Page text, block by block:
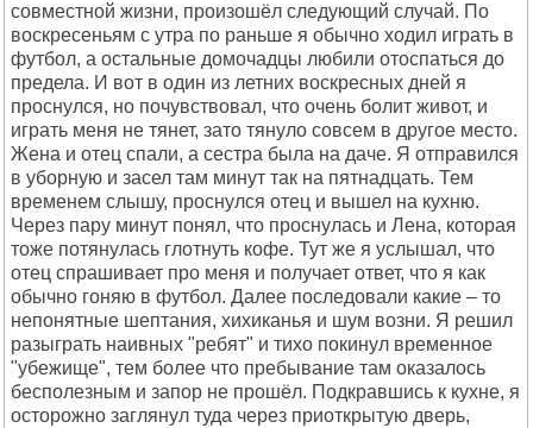
совместной жизни, произошёл следующий случай. По
воскресеньям с утра по раньше я обычно ходил играть в
футбол, а остальные домочадцы любили отоспаться до
предела. И вот в один из летних воскресных дней я
проснулся, но почувствовал, что очень болит живот, и
играть меня не тянет, зато тянуло совсем в другое место.
Жена и отец спали, а сестра была на даче. Я отправился
в уборную и засел там минут так на пятнадцать. Тем
временем слышу, проснулся отец и вышел на кухню.
Через пару минут понял, что проснулась и Лена, которая
тоже потянулась глотнуть кофе. Тут же я услышал, что
отец спрашивает про меня и получает ответ, что я как
обычно гоняю в футбол. Далее последовали какие – то
непонятные шептания, хихиканья и шум возни. Я решил
разыграть наивных "ребят" и тихо покинул временное
"убежище", тем более что пребывание там оказалось
бесполезным и запор не прошёл. Подкравшись к кухне, я
осторожно заглянул туда через приоткрытую дверь,